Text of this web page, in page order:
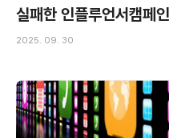
실패한 인플루언서캠페
2025. 09. 30